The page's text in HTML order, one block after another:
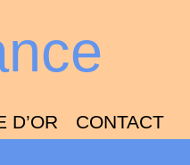
D’OR CONTACT